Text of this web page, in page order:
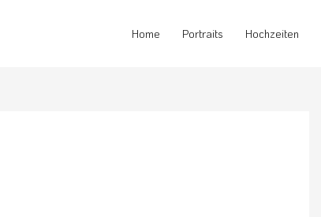
Home Portraits Hochzeiten